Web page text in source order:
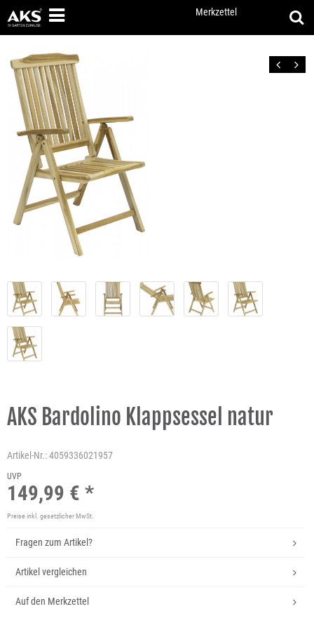
Merkzettel
Zurück Vor
AKS Bardolino Klappsessel natur
Artikel-Nr.:4059336021957
UVP
149,99 € *
Preise inkl. gesetzlicher MwSt.
Fragen zum Artikel?
Artikel vergleichen
Auf den Merkzettel